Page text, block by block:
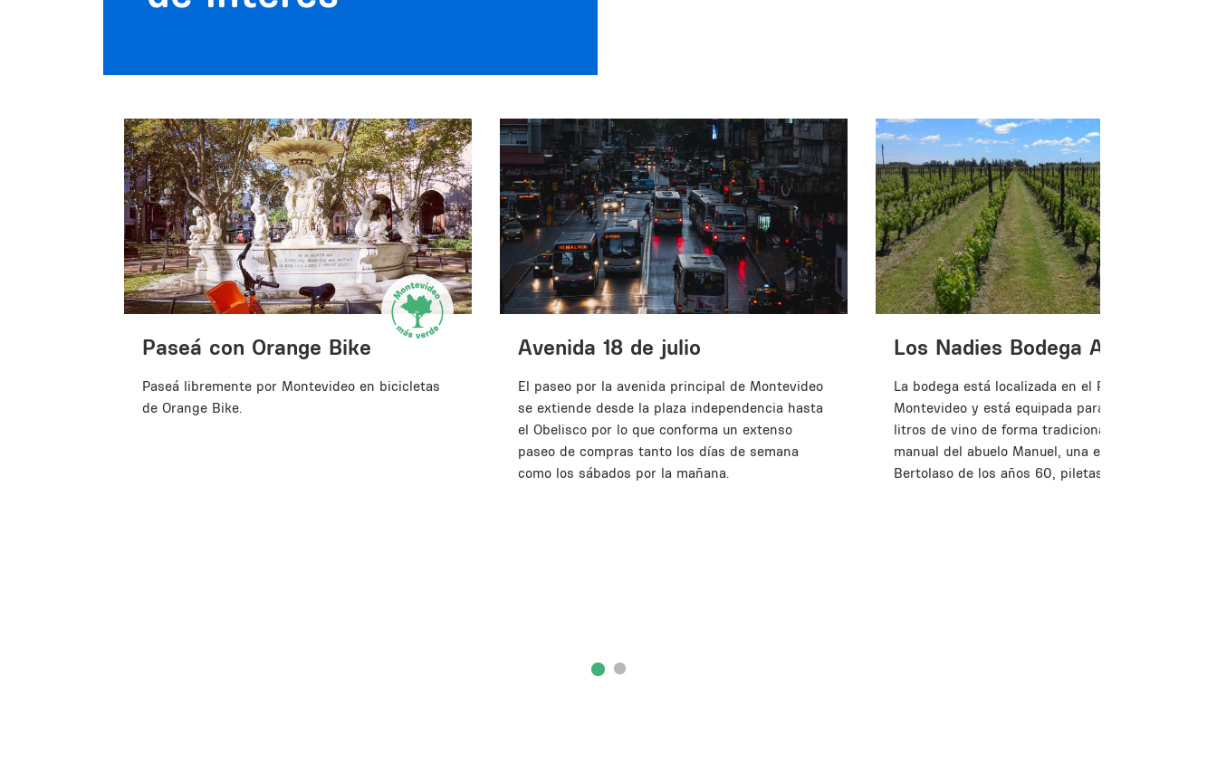
Paseá con Orange Bike
Paseá libremente por Montevideo en bicicletas
de Orange Bike.
Avenida 18 de julio
El paseo por la avenida principal de Montevideo
se extiende desde la plaza independencia hasta
el Obelisco por lo que conforma un extenso
paseo de compras tanto los días de semana
como los sábados por la mañana.
Los Nadies Bodega Almacén
La bodega está localizada en el Prado de
Montevideo y está equipada para producir 11.000
litros de vino de forma tradicional: la prensa
manual del abuelo Manuel, una encorchadora
Bertolaso de los años 60, piletas de hormigón.